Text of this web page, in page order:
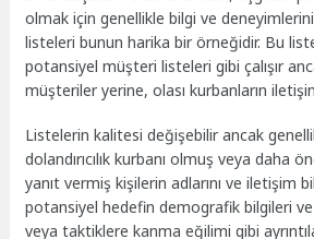
olmak için genellikle bilgi ve
listeleri bunun harika bir örneğidir. Bu
potansiyel müşteri listeleri gibi çalışır
müşteriler yerine, olası kurbanların
Listelerin kalitesi değişebilir ancak
dolandırıcılık kurbanı olmuş veya daha
yanıt vermiş kişilerin adlarını ve iletişim
potansiyel hedefin demografik bilgileri ve
veya taktiklere kanma eğilimi gibi